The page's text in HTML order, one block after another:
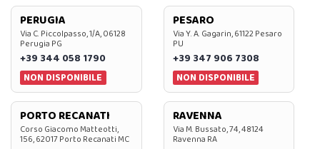
PERUGIA
Via C. Piccolpasso, 1/A, 06128
Perugia PG
+39 344 058 1790
NON DISPONIBILE
PESARO
Via Y. A. Gagarin, 61122 Pesaro
PU
+39 347 906 7308
NON DISPONIBILE
PORTO RECANATI
Corso Giacomo Matteotti,
156, 62017 Porto Recanati MC
RAVENNA
Via M. Bussato, 74, 48124
Ravenna RA